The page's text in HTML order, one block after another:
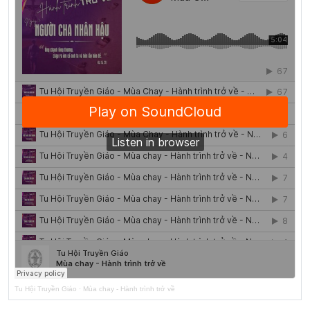
Tu Hội Truyền Giáo · Mùa chay - Hành trình trở về